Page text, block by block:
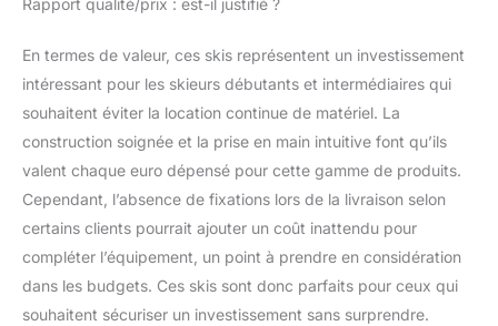
ajustées et entretenues
Rapport qualité/prix : est-il justifié ?
En termes de valeur, ces skis représentent un investissement
intéressant pour les skieurs débutants et intermédiaires qui
souhaitent éviter la location continue de matériel. La
construction soignée et la prise en main intuitive font qu’ils
valent chaque euro dépensé pour cette gamme de produits.
Cependant, l’absence de fixations lors de la livraison selon
certains clients pourrait ajouter un coût inattendu pour
compléter l’équipement, un point à prendre en considération
dans les budgets. Ces skis sont donc parfaits pour ceux qui
souhaitent sécuriser un investissement sans surprendre.